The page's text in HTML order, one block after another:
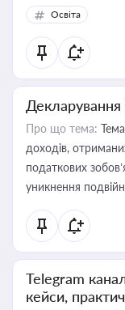
Освіта
Декларування
Про що тема:
доходів,
податкових
уникнення
Telegram
кейси,